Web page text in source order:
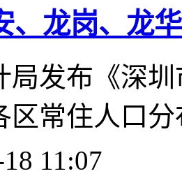
、龙岗、龙
局发布《深
区常住人口
11:07